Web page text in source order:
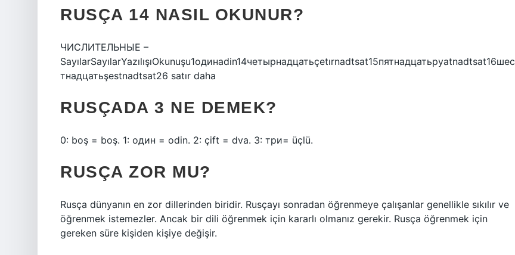
RUSÇA 14 NASIL OKUNUR?
ЧИСЛИТЕЛЬНЫЕ –
SayılarSayılarYazılışıOkunuşu1одинadin14четырнадцатьçetırnadtsat15пятнадцатьpyatnadtsat16шес
тнадцатьşestnadtsat26 satır daha
RUSÇADA 3 NE DEMEK?
0: boş = boş. 1: один = odin. 2: çift = dva. 3: три= üçlü.
RUSÇA ZOR MU?
Rusça dünyanın en zor dillerinden biridir. Rusçayı sonradan öğrenmeye çalışanlar genellikle sıkılır ve
öğrenmek istemezler. Ancak bir dili öğrenmek için kararlı olmanız gerekir. Rusça öğrenmek için
gereken süre kişiden kişiye değişir.